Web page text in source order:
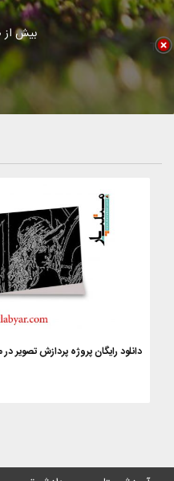
بیش از ۳۰۰ مدرس
دانلود رایگان پروژه پردازش تصویر
Title